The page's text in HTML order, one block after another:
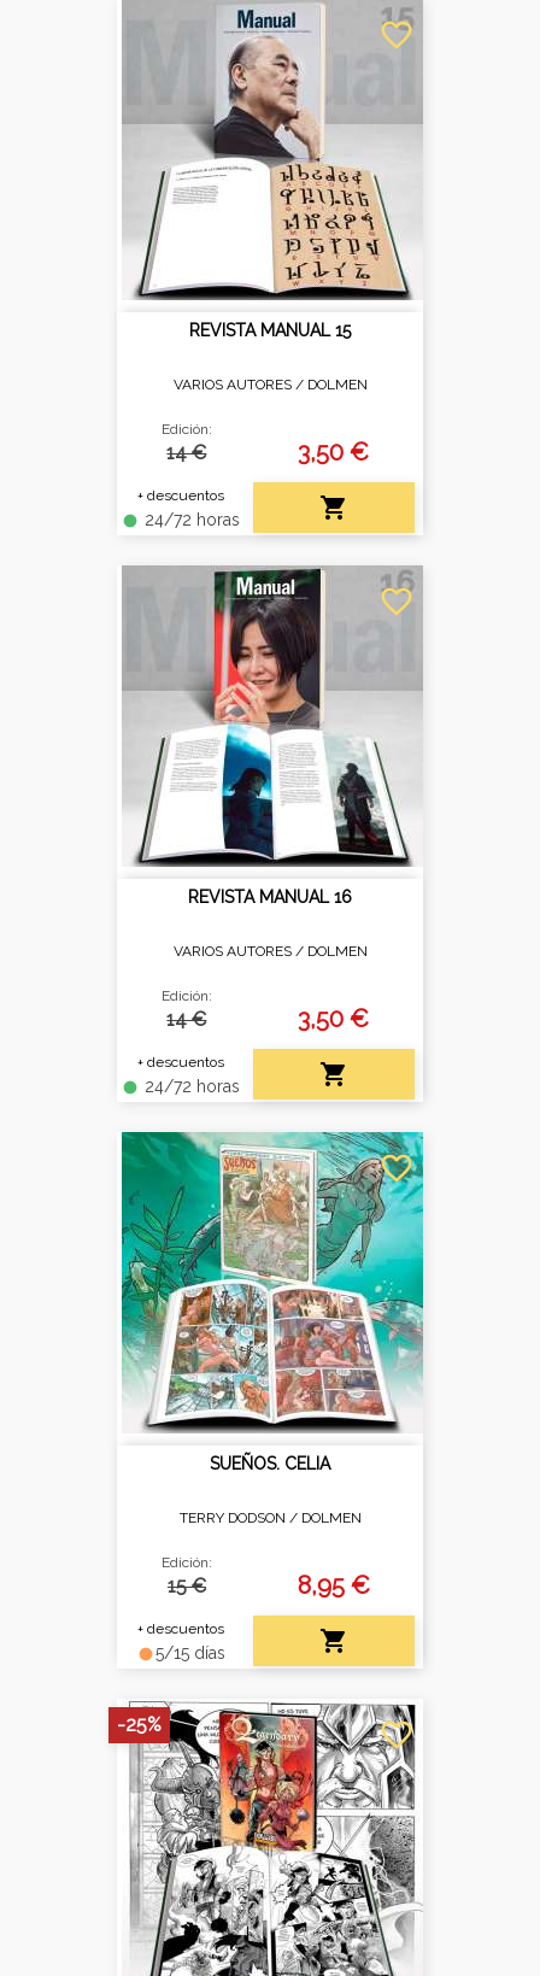
REVISTA MANUAL 15
VARIOS AUTORES / DOLMEN
Edición:
14 €
+ descuentos
fiber_manual_record 24/72 horas
3,50 €

favorite_border
REVISTA MANUAL 16
VARIOS AUTORES / DOLMEN
Edición:
14 €
+ descuentos
fiber_manual_record 24/72 horas
3,50 €

favorite_border
SUEÑOS. CELIA
TERRY DODSON / DOLMEN
Edición:
15 €
+ descuentos
fiber_manual_record5/15 días
8,95 €

favorite_border
favorite_border
-25%